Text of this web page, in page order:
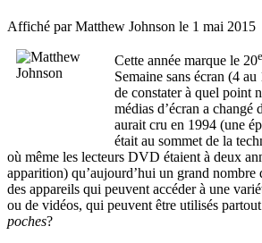
Affiché parMatthew Johnson le 1 mai 2015
Cette année marque le 20e
Semaine sans écran (4
de constater à quel point
médias d’écran a changé
aurait cru en 1994 (une
était au sommet de la
où même les lecteurs DVD étaient à deux
apparition) qu’aujourd’hui un grand nombre
des appareils qui peuvent accéder à une
ou de vidéos, qui peuvent être utilisés
poches?